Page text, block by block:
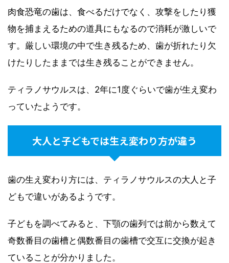
肉食恐竜の歯は、食べるだけでなく、攻撃をしたり獲
物を捕まえるための道具にもなるので消耗が激しいで
す。厳しい環境の中で生き残るため、歯が折れたり欠
けたりしたままでは生き残ることができません。
ティラノサウルスは、2年に1度ぐらいで歯が生え変わ
っていたようです。
大人と子どもでは生え変わり方が違う
歯の生え変わり方には、ティラノサウルスの大人と子
どもで違いがあるようです。
子どもを調べてみると、下顎の歯列では前から数えて
奇数番目の歯槽と偶数番目の歯槽で交互に交換が起き
ていることが分かりました。